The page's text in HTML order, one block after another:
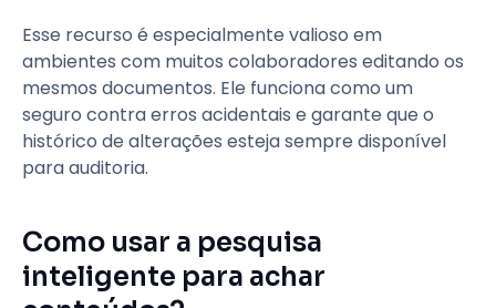
Esse recurso é especialmente valioso em
ambientes com muitos colaboradores editando os
mesmos documentos. Ele funciona como um
seguro contra erros acidentais e garante que o
histórico de alterações esteja sempre disponível
para auditoria.
Como usar a pesquisa
inteligente para achar